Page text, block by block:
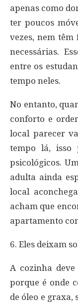
apenas como
ter poucos
vezes, nem têm
necessárias.
entre os
tempo neles.
No entanto,
conforto e
local parecer
tempo lá, isso
psicológicos.
adulta ainda
local
acham que
apartamento
6. Eles deixam
A cozinha
porque é onde
de óleo e graxa,